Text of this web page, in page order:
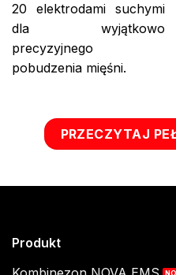
20 elektrodami suchymi
dla wyjątkowo
precyzyjnego
pobudzenia mięśni.
PRZECZYTAJ
Produkt